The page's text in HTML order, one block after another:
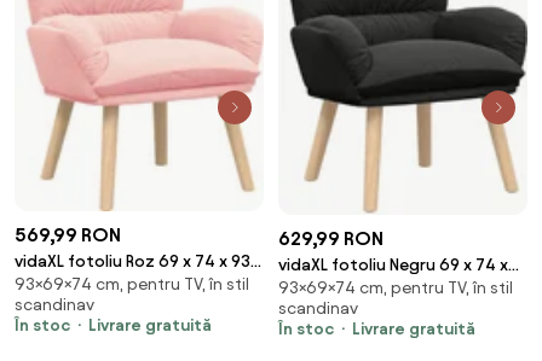
569,99 RON
vidaXL fotoliu Roz 69 x 74 x 93
cm Țesătura Sherpa
93×69×74 cm, pentru TV, în stil
scandinav
În stoc
Livrare gratuită
629,99 RON
vidaXL fotoliu Negru 69 x 74 x
93 cm Țesătura Sherpa
93×69×74 cm, pentru TV, în stil
scandinav
În stoc
Livrare gratuită